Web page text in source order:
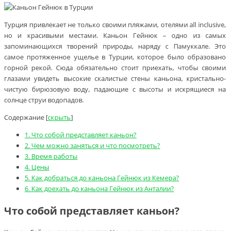
Турция привлекает не только своими пляжами, отелями all inclusive,
но и красивыми местами. Каньон Гейнюк – одно из самых
запоминающихся творений природы, наряду с Памуккале. Это
самое протяженное ущелье в Турции, которое было образовано
горной рекой. Сюда обязательно стоит приехать, чтобы своими
глазами увидеть высокие скалистые стены каньона, кристально-
чистую бирюзовую воду, падающие с высоты и искрящиеся на
солнце струи водопадов.
Содержание [скрыть]
1. Что собой представляет каньон?
2. Чем можно заняться и что посмотреть?
3. Время работы
4. Цены
5. Как добраться до каньона Гейнюк из Кемера?
6. Как доехать до каньона Гейнюк из Анталии?
Что собой представляет каньон?